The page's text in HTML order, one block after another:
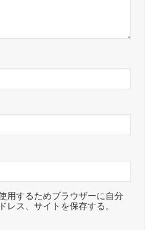
用するためブラウザーに自分
レス、サイトを保存する。